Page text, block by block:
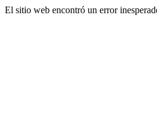
El sitio web encontró un error